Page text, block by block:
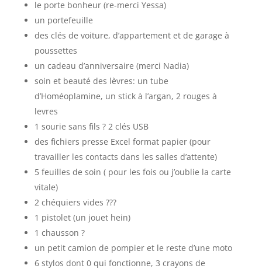
le porte bonheur (re-merci Yessa)
un portefeuille
des clés de voiture, d’appartement et de garage à
poussettes
un cadeau d’anniversaire (merci Nadia)
soin et beauté des lèvres: un tube
d’Homéoplamine, un stick à l’argan, 2 rouges à
levres
1 sourie sans fils ? 2 clés USB
des fichiers presse Excel format papier (pour
travailler les contacts dans les salles d’attente)
5 feuilles de soin ( pour les fois ou j’oublie la carte
vitale)
2 chéquiers vides ???
1 pistolet (un jouet hein)
1 chausson ?
un petit camion de pompier et le reste d’une moto
6 stylos dont 0 qui fonctionne, 3 crayons de